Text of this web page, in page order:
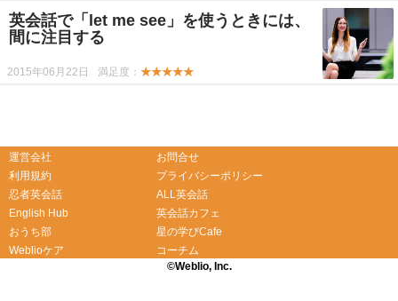
英会話で「let me see」を使うときには、
間に注目する
2015年06月22日 満足度： ★★★★★
運営会社
お問合せ
利用規約
プライバシーポリシー
忍者英会話
ALL英会話
English Hub
英会話カフェ
おうち部
星の学びCafe
Weblioケア
コーチム
©Weblio, Inc.